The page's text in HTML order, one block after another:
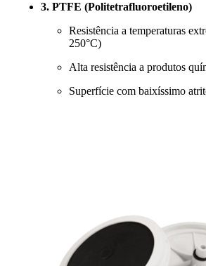
3. PTFE (Politetrafluoroetileno)
Resistência a temperaturas
250°C)
Alta resistência a produtos
Superfície com baixíssimo